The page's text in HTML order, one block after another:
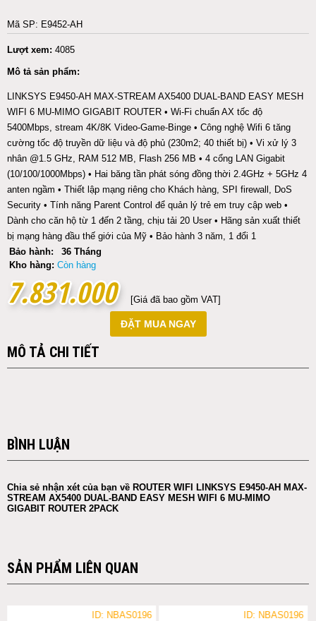
Mã SP: E9452-AH
Lượt xem: 4085
Mô tả sản phẩm:
LINKSYS E9450-AH MAX-STREAM AX5400 DUAL-BAND EASY MESH
WIFI 6 MU-MIMO GIGABIT ROUTER • Wi-Fi chuẩn AX tốc độ
5400Mbps, stream 4K/8K Video-Game-Binge • Công nghệ Wifi 6 tăng
cường tốc độ truyền dữ liệu và độ phủ (230m2; 40 thiết bị) • Vi xử lý 3
nhân @1.5 GHz, RAM 512 MB, Flash 256 MB • 4 cổng LAN Gigabit
(10/100/1000Mbps) • Hai băng tần phát sóng đồng thời 2.4GHz + 5GHz 4
anten ngầm • Thiết lập mạng riêng cho Khách hàng, SPI firewall, DoS
Security • Tính năng Parent Control để quản lý trẻ em truy cập web •
Dành cho căn hộ từ 1 đến 2 tầng, chịu tải 20 User • Hãng sản xuất thiết
bị mạng hàng đầu thế giới của Mỹ • Bảo hành 3 năm, 1 đổi 1
Bảo hành:
36 Tháng
Kho hàng: Còn hàng
7.831.000
7.831.000 [Giá đã bao gồm VAT]
ĐẶT MUA NGAY
MÔ TẢ CHI TIẾT
BÌNH LUẬN
Chia sẻ nhận xét của bạn về ROUTER WIFI LINKSYS E9450-AH MAX-
STREAM AX5400 DUAL-BAND EASY MESH WIFI 6 MU-MIMO
GIGABIT ROUTER 2PACK
SẢN PHẨM LIÊN QUAN
ID: NBAS0196 ID: NBAS0196